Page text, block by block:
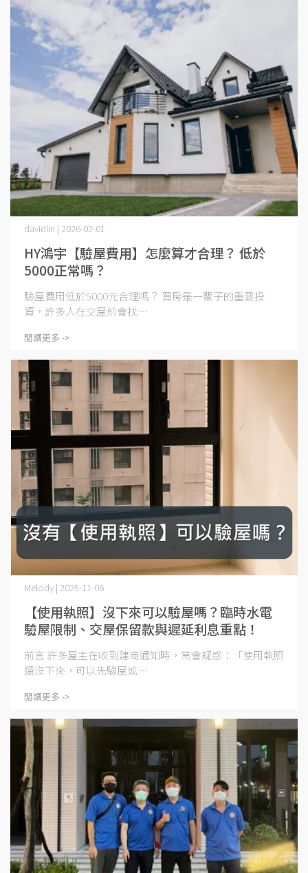
HY鴻宇【驗屋費用】怎麼算才合理？ 低於
5000正常嗎？
davidlin | 2026-02-01
驗屋費用低於5000元合理嗎？ 買房是一輩子的重要投
資，許多人在交屋前會找⋯
閱讀更多 ->
【使用執照】沒下來可以驗屋嗎？臨時水電
驗屋限制、交屋保留款與遲延利息重點！
Melody | 2025-11-06
前言 許多屋主在收到建商通知時，常會疑惑：「使用執照
還沒下來，可以先驗屋或⋯
閱讀更多 ->